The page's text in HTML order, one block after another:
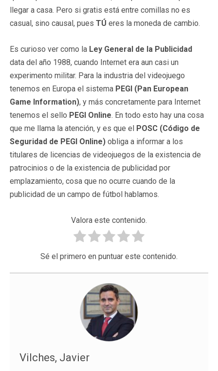
llegar a casa. Pero si gratis está entre comillas no es
casual, sino causal, pues TÚ eres la moneda de cambio.
Es curioso ver como la Ley General de la Publicidad
data del año 1988, cuando Internet era aun casi un
experimento militar. Para la industria del videojuego
tenemos en Europa el sistema PEGI (Pan European
Game Information), y más concretamente para Internet
tenemos el sello PEGI Online. En todo esto hay una cosa
que me llama la atención, y es que el POSC (Código de
Seguridad de PEGI Online) obliga a informar a los
titulares de licencias de videojuegos de la existencia de
patrocinios o de la existencia de publicidad por
emplazamiento, cosa que no ocurre cuando de la
publicidad de un campo de fútbol hablamos.
Valora este contenido.
Sé el primero en puntuar este contenido.
Vilches, Javier